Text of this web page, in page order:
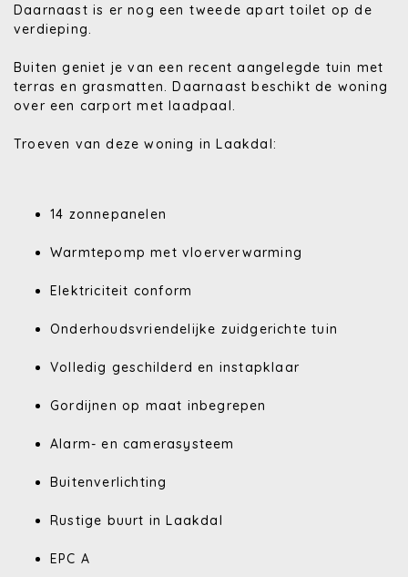
Daarnaast is er nog een tweede apart toilet op de
verdieping.
Buiten geniet je van een recent aangelegde tuin met
terras en grasmatten. Daarnaast beschikt de woning
over een carport met laadpaal.
Troeven van deze woning in Laakdal:
14 zonnepanelen
Warmtepomp met vloerverwarming
Elektriciteit conform
Onderhoudsvriendelijke zuidgerichte tuin
Volledig geschilderd en instapklaar
Gordijnen op maat inbegrepen
Alarm- en camerasysteem
Buitenverlichting
Rustige buurt in Laakdal
EPC A